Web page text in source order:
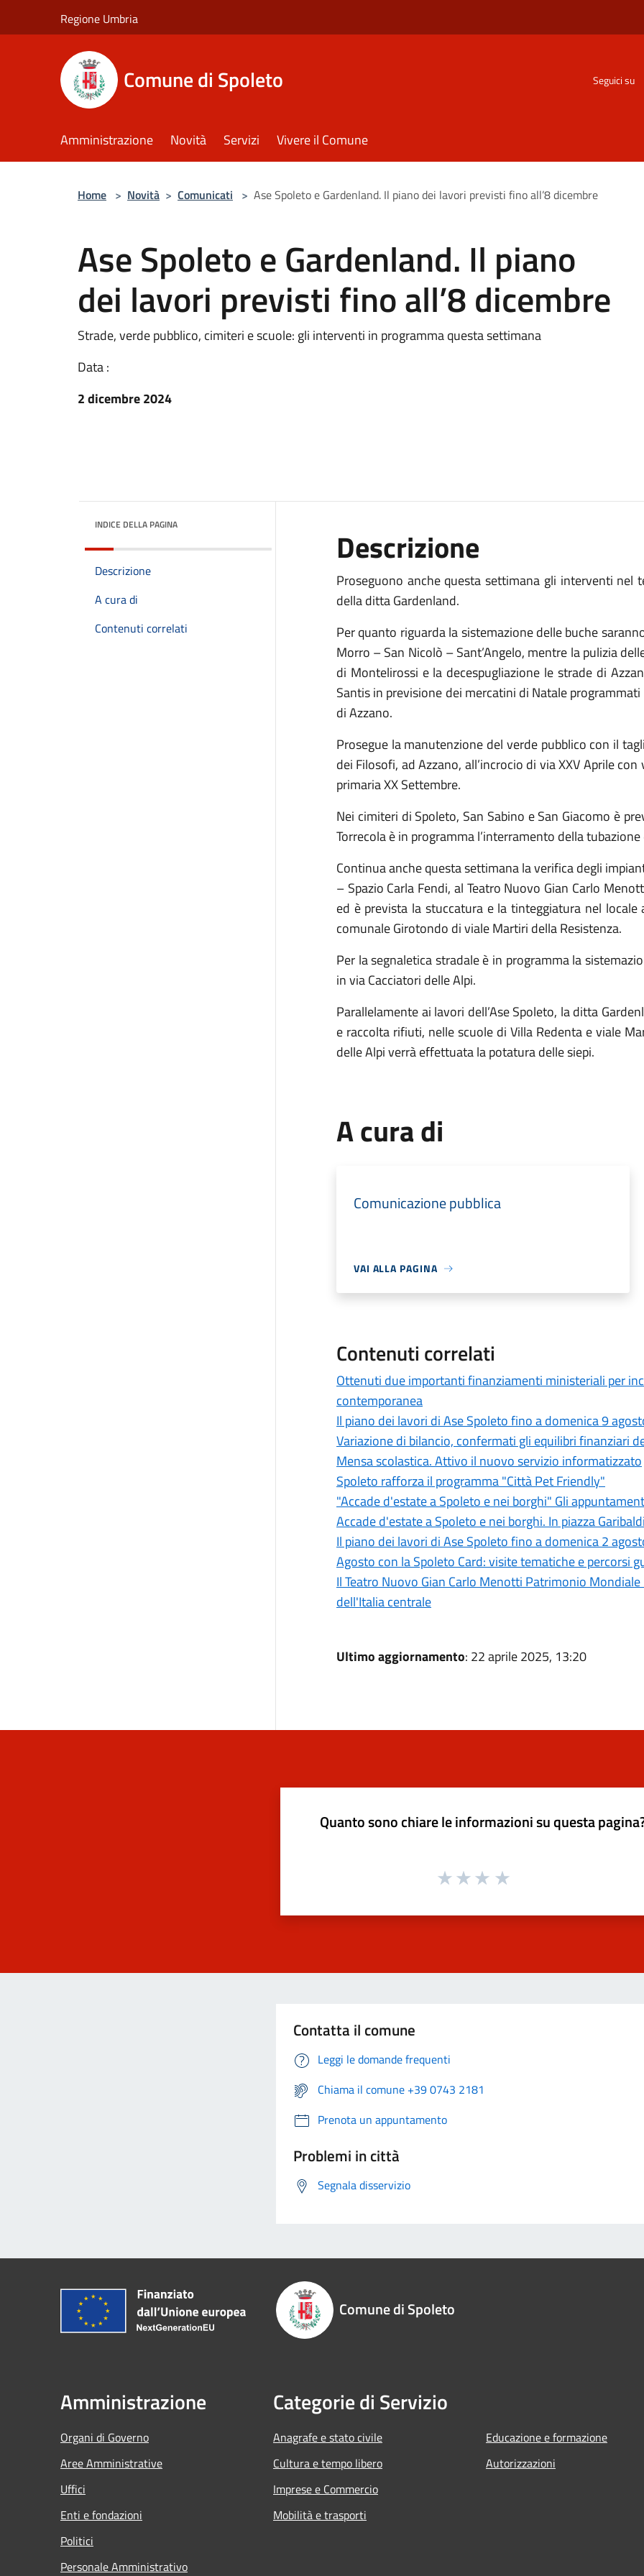
Regione Umbria
Comune di Spoleto Seguici su
Amministrazione Novità Servizi Vivere il Comune
Home > Novità > Comunicati > Ase Spoleto e Gardenland. Il piano dei lavori previsti fino all’8 dicembre
Ase Spoleto e Gardenland. Il piano
dei lavori previsti fino all’8 dicembre
Strade, verde pubblico, cimiteri e scuole: gli interventi in programma questa settimana
Data :
2 dicembre 2024
INDICE DELLA PAGINA
Descrizione
A cura di
Contenuti correlati
Descrizione
Proseguono anche questa settimana gli interventi
della ditta Gardenland.
Per quanto riguarda la sistemazione delle buche
Morro – San Nicolò – Sant’Angelo, mentre la pulizia
di Montelirossi e la decespugliazione le strade di
Santis in previsione dei mercatini di Natale
di Azzano.
Prosegue la manutenzione del verde pubblico con il
dei Filosofi, ad Azzano, all’incrocio di via XXV Aprile
primaria XX Settembre.
Nei cimiteri di Spoleto, San Sabino e San Giacomo è
Torrecola è in programma l’interramento della
Continua anche questa settimana la verifica degli
– Spazio Carla Fendi, al Teatro Nuovo Gian Carlo
ed è prevista la stuccatura e la tinteggiatura nel
comunale Girotondo di viale Martiri della Resistenza.
Per la segnaletica stradale è in programma la
in via Cacciatori delle Alpi.
Parallelamente ai lavori dell’Ase Spoleto, la ditta
e raccolta rifiuti, nelle scuole di Villa Redenta e viale
delle Alpi verrà effettuata la potatura delle siepi.
A cura di
Comunicazione pubblica
VAI ALLA PAGINA
Contenuti correlati
Ottenuti due importanti finanziamenti ministeriali per
contemporanea
Il piano dei lavori di Ase Spoleto fino a domenica 9
Variazione di bilancio, confermati gli equilibri finanziari
Mensa scolastica. Attivo il nuovo servizio informatizzato
Spoleto rafforza il programma "Città Pet Friendly"
"Accade d'estate a Spoleto e nei borghi" Gli
Accade d'estate a Spoleto e nei borghi. In piazza
Il piano dei lavori di Ase Spoleto fino a domenica 2
Agosto con la Spoleto Card: visite tematiche e percorsi
Il Teatro Nuovo Gian Carlo Menotti Patrimonio
dell'Italia centrale
Ultimo aggiornamento: 22 aprile 2025, 13:20
Quanto sono chiare le informazioni su questa
Contatta il comune
Leggi le domande frequenti
Chiama il comune +39 0743 2181
Prenota un appuntamento
Problemi in città
Segnala disservizio
Comune di Spoleto
Amministrazione
Organi di Governo
Aree Amministrative
Uffici
Enti e fondazioni
Politici
Personale Amministrativo
Categorie di Servizio
Anagrafe e stato civile
Cultura e tempo libero
Imprese e Commercio
Mobilità e trasporti
Educazione e formazione
Autorizzazioni